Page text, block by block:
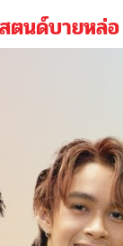
ตนด์บายหล่อ